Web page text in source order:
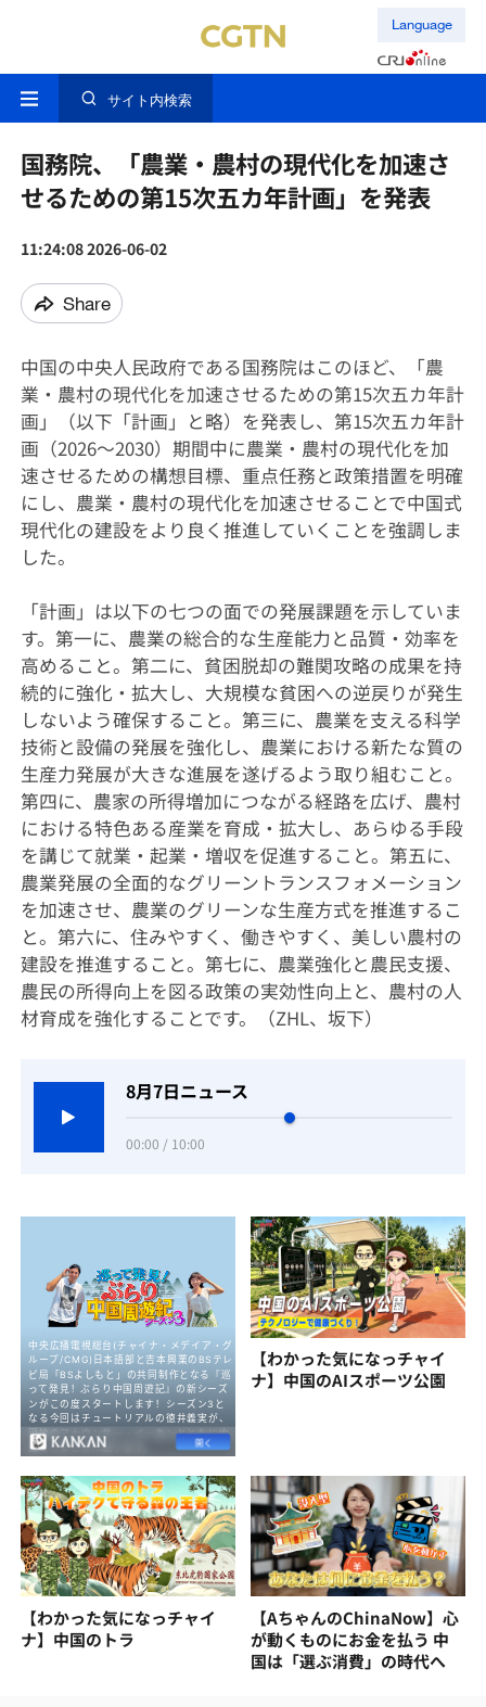
Language
サイト内検索
国務院、「農業・農村の現代化を加速さ
せるための第15次五カ年計画」を発表
11:24:08 2026-06-02
Share
中国の中央人民政府である国務院はこのほど、「農
業・農村の現代化を加速させるための第15次五カ年計
画」（以下「計画」と略）を発表し、第15次五カ年計
画（2026～2030）期間中に農業・農村の現代化を加
速させるための構想目標、重点任務と政策措置を明確
にし、農業・農村の現代化を加速させることで中国式
現代化の建設をより良く推進していくことを強調しま
した。
「計画」は以下の七つの面での発展課題を示していま
す。第一に、農業の総合的な生産能力と品質・効率を
高めること。第二に、貧困脱却の難関攻略の成果を持
続的に強化・拡大し、大規模な貧困への逆戻りが発生
しないよう確保すること。第三に、農業を支える科学
技術と設備の発展を強化し、農業における新たな質の
生産力発展が大きな進展を遂げるよう取り組むこと。
第四に、農家の所得増加につながる経路を広げ、農村
における特色ある産業を育成・拡大し、あらゆる手段
を講じて就業・起業・増収を促進すること。第五に、
農業発展の全面的なグリーントランスフォメーション
を加速させ、農業のグリーンな生産方式を推進するこ
と。第六に、住みやすく、働きやすく、美しい農村の
建設を推進すること。第七に、農業強化と農民支援、
農民の所得向上を図る政策の実効性向上と、農村の人
材育成を強化することです。
（ZHL、坂下）
8月7日ニュース
00:00 / 10:00
【わかった気になっチャイ
ナ】中国のAIスポーツ公園
【わかった気になっチャイ
ナ】中国のトラ
【AちゃんのChinaNow】心
が動くものにお金を払う 中
国は「選ぶ消費」の時代へ